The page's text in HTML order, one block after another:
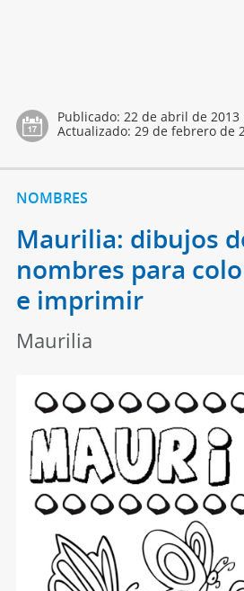
Publicado: 22 de abril de 2013
Actualizado: 29 de febrero de
NOMBRES
Maurilia: dibujos
nombres para
e imprimir
Maurilia